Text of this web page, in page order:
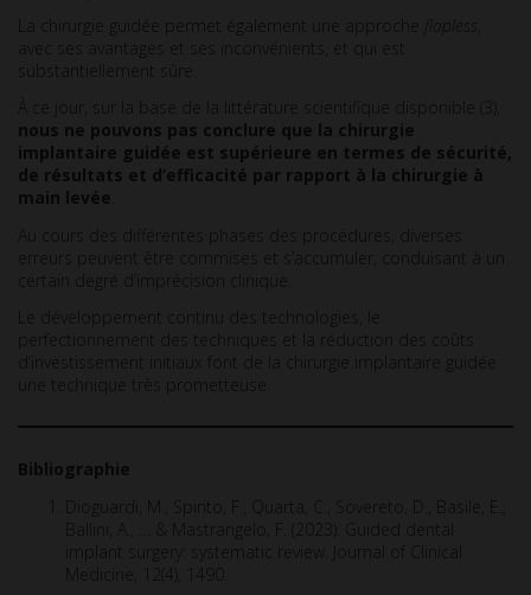
La chirurgie guidée permet également une approche
avec ses avantages et ses inconvénients, et qui est
substantiellement sûre.
À ce jour, sur la base de la littérature scientifique disponible (3),
nous ne pouvons pas conclure que la chirurgie
implantaire guidée est supérieure en termes de sécurité,
de résultats et d’efficacité par rapport à la chirurgie à
main levée
Au cours des différentes phases des procédures, diverses
erreurs peuvent être commises et s’accumuler, conduisant à un
certain degré d’imprécision clinique.
Le développement continu des technologies, le
perfectionnement des techniques et la réduction des coûts
d’investissement initiaux font de la chirurgie implantaire guidée
une technique très prometteuse.
Bibliographie
Dioguardi, M., Spirito, F., Quarta, C., Sovereto, D., Basile, E.,
Ballini, A., … & Mastrangelo, F. (2023). Guided dental
implant surgery: systematic review. Journal of Clinical
Medicine, 12(4), 1490.